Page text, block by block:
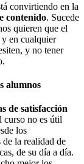
convirtiendo en la
contenido. Sucede
quieren que el
en cualquier
y no tener
alumnos
de satisfacción
curso no es útil
los
de la realidad de
de su día a día.